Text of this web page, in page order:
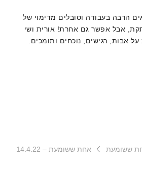
הרבה בעבודה וסובלים מדימוי של
אבל אפשר גם אחרת! אורית ושי
אבות, רגישים, נוכחים ותומכים.
ששומעת אחת ששומעת – 14.4.22